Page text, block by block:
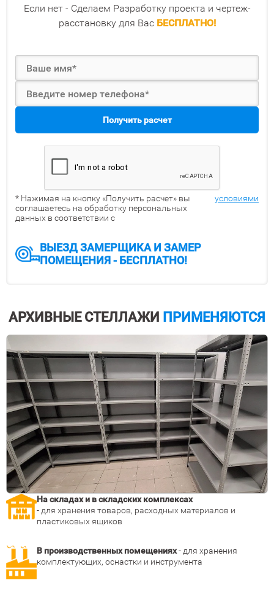
Если нет - Сделаем Разработку проекта и чертеж-
расстановку для Вас БЕСПЛАТНО!
Получить расчет
* Нажимая на кнопку «Получить расчет» вы
соглашаетесь на обработку персональных
данных в соответствии с
условиями
ВЫЕЗД ЗАМЕРЩИКА И ЗАМЕР
ПОМЕЩЕНИЯ - БЕСПЛАТНО!
АРХИВНЫЕ СТЕЛЛАЖИ ПРИМЕНЯЮТСЯ
На складах и в складских комплексах
- для хранения товаров, расходных материалов и
пластиковых ящиков
В производственных помещениях- для хранения
комплектующих, оснастки и инструмента